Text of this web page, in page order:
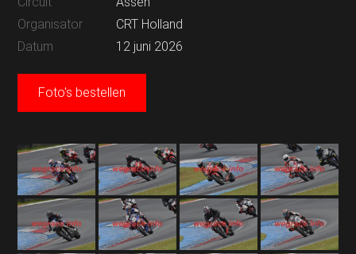
Organisator
CRT Holland
Datum
12 juni 2026
Foto's bestellen